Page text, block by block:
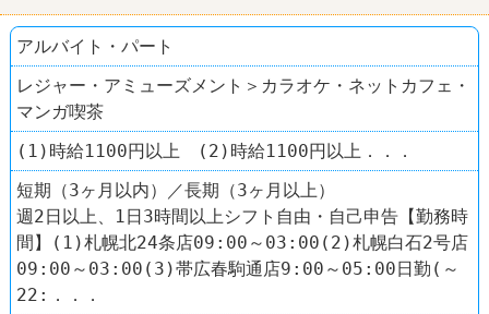
アルバイト・パート
レジャー・アミューズメント＞カラオケ・ネットカフェ・
マンガ喫茶
(1)時給1100円以上 (2)時給1100円以上．．．
短期（3ヶ月以内）／長期（3ヶ月以上）
週2日以上、1日3時間以上シフト自由・自己申告【勤務時
間】(1)札幌北24条店09:00～03:00(2)札幌白石2号店
09:00～03:00(3)帯広春駒通店9:00～05:00日勤(～
22:．．．